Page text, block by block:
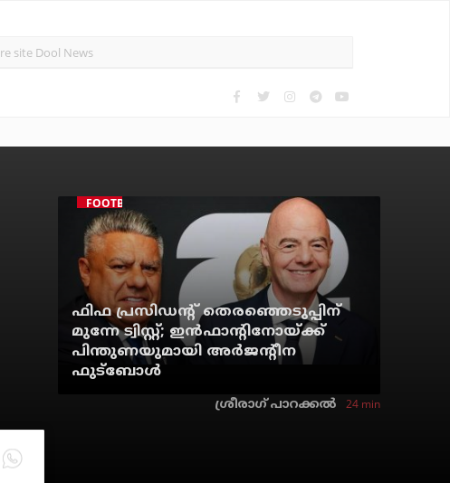
FOOTBALL
ഫിഫ പ്രസിഡന്റ് തെരഞ്ഞെടുപ്പിന്
മുന്നേ ട്വിസ്റ്റ്; ഇന്‍ഫാന്റിനോയ്ക്ക്
പിന്തുണയുമായി അര്‍ജന്റീന
ഫുട്‌ബോള്‍
ശ്രീരാഗ് പാറക്കല്‍ 24 min